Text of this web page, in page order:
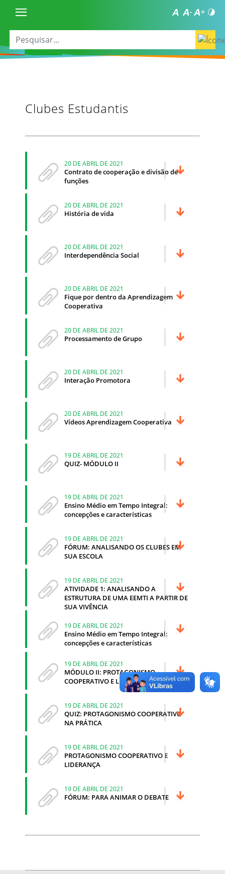
Clubes Estudantis
20 DE ABRIL DE 2021
Contrato de cooperação e divisão de
funções
20 DE ABRIL DE 2021
História de vida
20 DE ABRIL DE 2021
Interdependência Social
20 DE ABRIL DE 2021
Fique por dentro da Aprendizagem
Cooperativa
20 DE ABRIL DE 2021
Processamento de Grupo
20 DE ABRIL DE 2021
Interação Promotora
20 DE ABRIL DE 2021
Vídeos Aprendizagem Cooperativa
19 DE ABRIL DE 2021
QUIZ- MÓDULO II
19 DE ABRIL DE 2021
Ensino Médio em Tempo Integral:
concepções e características
19 DE ABRIL DE 2021
FÓRUM: ANALISANDO OS CLUBES EM
SUA ESCOLA
19 DE ABRIL DE 2021
ATIVIDADE 1: ANALISANDO A
ESTRUTURA DE UMA EEMTI A PARTIR DE
SUA VIVÊNCIA
19 DE ABRIL DE 2021
Ensino Médio em Tempo Integral:
concepções e características
19 DE ABRIL DE 2021
MÓDULO II: PROTAGONISMO
COOPERATIVO E LIDERANÇA
19 DE ABRIL DE 2021
QUIZ: PROTAGONISMO COOPERATIVO
NA PRÁTICA
19 DE ABRIL DE 2021
PROTAGONISMO COOPERATIVO E
LIDERANÇA
19 DE ABRIL DE 2021
FÓRUM: PARA ANIMAR O DEBATE